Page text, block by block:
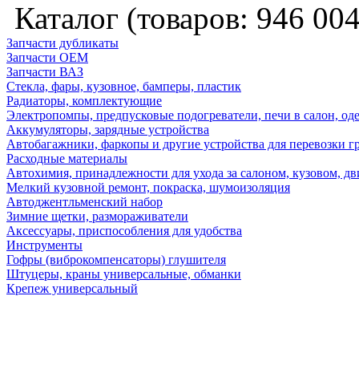
Каталог (товаров: 946
Запчасти дубликаты
Запчасти ОЕМ
Запчасти ВАЗ
Стекла, фары, кузовное, бамперы, пластик
Радиаторы, комплектующие
Электропомпы, предпусковые подогреватели, печи в салон,
Аккумуляторы, зарядные устройства
Автобагажники, фаркопы и другие устройства для перевозки
Расходные материалы
Автохимия, принадлежности для ухода за салоном, кузовом,
Мелкий кузовной ремонт, покраска, шумоизоляция
Автоджентльменский набор
Зимние щетки, размораживатели
Аксессуары, приспособления для удобства
Инструменты
Гофры (виброкомпенсаторы) глушителя
Штуцеры, краны универсальные, обманки
Крепеж универсальный